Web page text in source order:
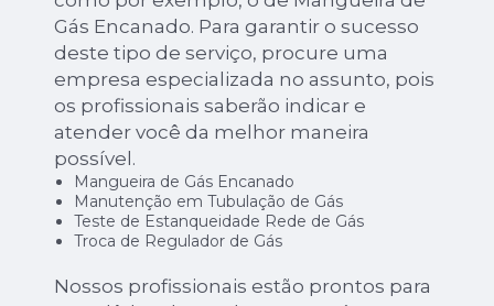
Gás Encanado. Para garantir o sucesso
deste tipo de serviço, procure uma
empresa especializada no assunto, pois
os profissionais saberão indicar e
atender você da melhor maneira
possível.
Mangueira de Gás Encanado
Manutenção em Tubulação de Gás
Teste de Estanqueidade Rede de Gás
Troca de Regulador de Gás
Nossos profissionais estão prontos para